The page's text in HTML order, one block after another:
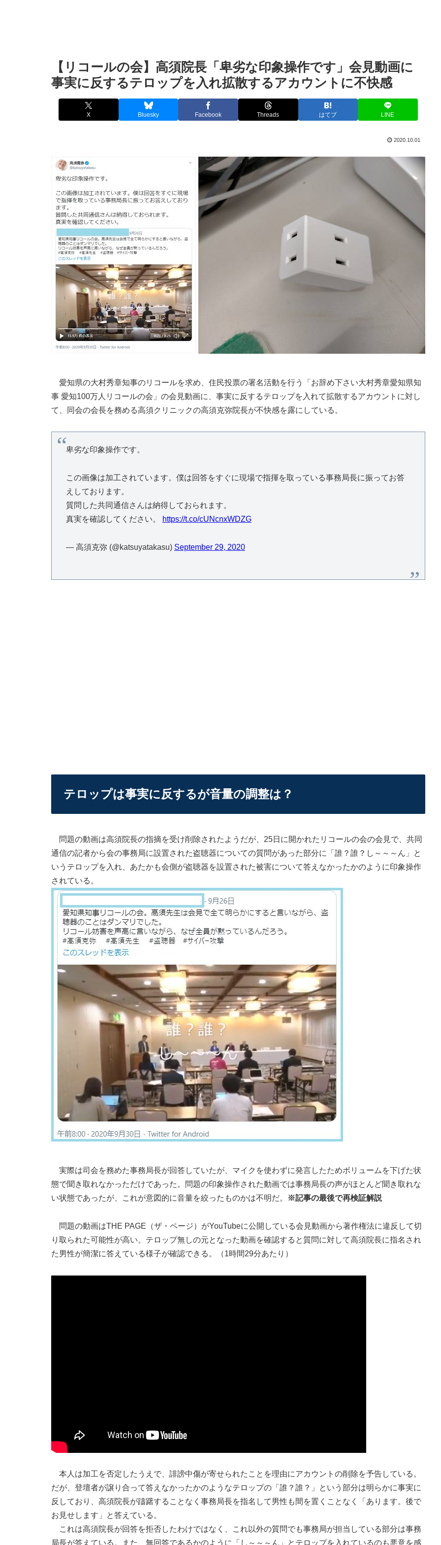
【リコールの会】高須院長「卑劣な印象操作です」会見動画に
事実に反するテロップを入れ拡散するアカウントに不快感
X Bluesky Facebook Threads はてブ LINE
2020.10.01
愛知県の大村秀章知事のリコールを求め、住民投票の署名活動を行う「お辞め下さい大村秀章愛知県知
事 愛知100万人リコールの会」の会見動画に、事実に反するテロップを入れて拡散するアカウントに対し
て、同会の会長を務める高須クリニックの高須克弥院長が不快感を露にしている。
卑劣な印象操作です。
この画像は加工されています。僕は回答をすぐに現場で指揮を取っている事務局長に振ってお答
えしております。
質問した共同通信さんは納得しておられます。
真実を確認してください。
https://t.co/cUNcnxWDZG
— 高須克弥 (@katsuyatakasu) September 29, 2020
テロップは事実に反するが音量の調整は？
問題の動画は高須院長の指摘を受け削除されたようだが、25日に開かれたリコールの会の会見で、共同
通信の記者から会の事務局に設置された盗聴器についての質問があった部分に「誰？誰？し～～～ん」と
いうテロップを入れ、あたかも会側が盗聴器を設置された被害について答えなかったかのように印象操作
されている。
実際は司会を務めた事務局長が回答していたが、マイクを使わずに発言したためボリュームを下げた状
態で聞き取れなかっただけであった。問題の印象操作された動画では事務局長の声がほとんど聞き取れな
い状態であったが、これが意図的に音量を絞ったものかは不明だ。
※記事の最後で再検証解説
問題の動画はTHE PAGE（ザ・ページ）がYouTubeに公開している会見動画から著作権法に違反して切
り取られた可能性が高い。テロップ無しの元となった動画を確認すると質問に対して高須院長に指名され
た男性が簡潔に答えている様子が確認できる。（1時間29分あたり）
本人は加工を否定したうえで、誹謗中傷が寄せられたことを理由にアカウントの削除を予告している。
だが、登壇者が譲り合って答えなかったかのようなテロップの「誰？誰？」という部分は明らかに事実に
反しており、高須院長が躊躇することなく事務局長を指名して男性も間を置くことなく「あります。後で
お見せします」と答えている。
これは高須院長が回答を拒否したわけではなく、これ以外の質問でも事務局が担当している部分は事務
局長が答えている。また、無回答であるかのように「し～～～ん」とテロップを入れているのも悪意を感